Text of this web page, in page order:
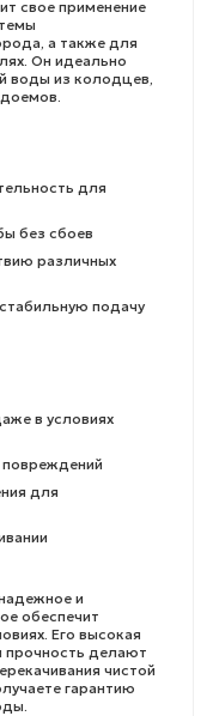
свое применение
а также для
Он идеально
воды из колодцев,
для
без сбоев
различных
подачу
в условиях
для
и
обеспечит
Его высокая
прочность делают
чистой
гарантию